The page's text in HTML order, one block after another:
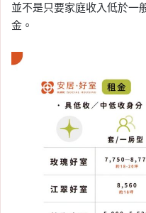
並不是只要家庭收入低於一
金。